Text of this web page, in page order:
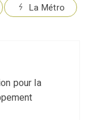
La Métro
pour la